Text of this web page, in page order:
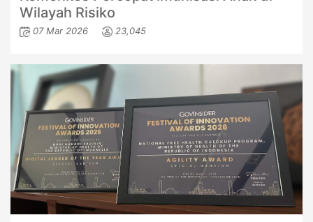
Wilayah Risiko
07 Mar 2026 23,045